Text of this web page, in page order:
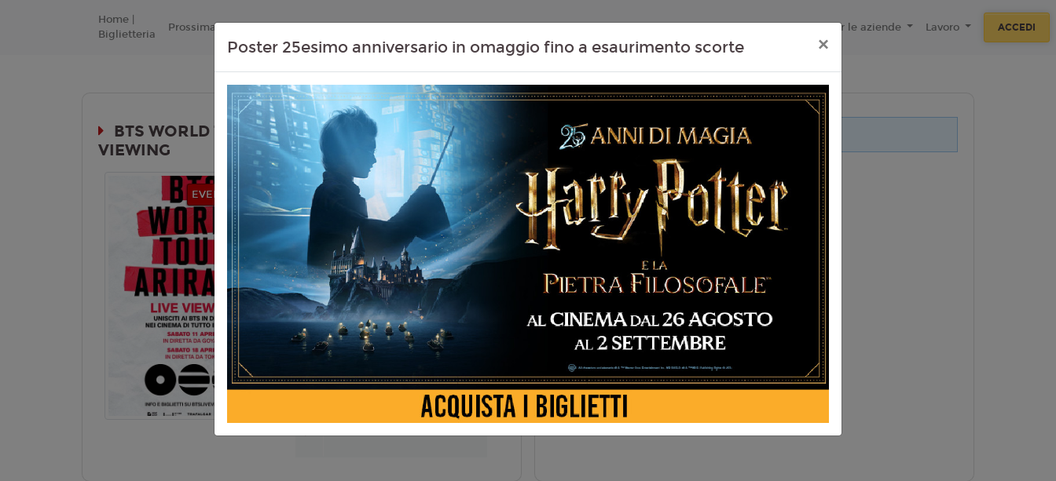
Home |
Biglietteria
Prossimamente Listino Prezzi Contenuti Extra Proiezioni Scolastiche Eventi Passati Tecnologie F.A.Q Per le aziende Lavoro ACCEDI
BTS WORLD TOUR ‘ARIRANG' IN GOYANG: LIVE
VIEWING
EVENTI MUSICALI
Durata: 180 min
Genere:Musicale
Lingua:Coreano con sottotitoli in
inglese
Età
T
Anno:2026
Non ci sono spettacoli legati a questo evento.
Poster 25esimo anniversario in omaggio fino a esaurimento scorte ×